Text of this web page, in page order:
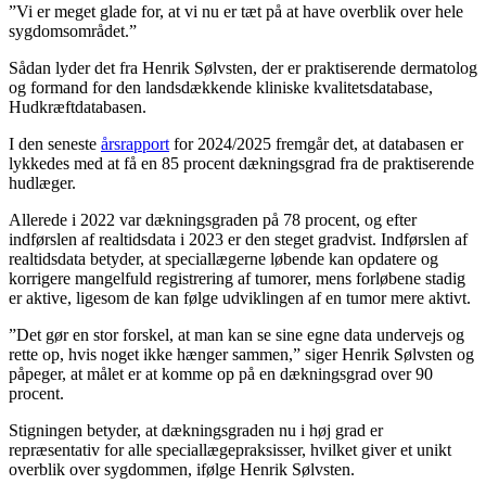
”Vi er meget glade for, at vi nu er tæt på at have overblik over hele
sygdomsområdet.”
Sådan lyder det fra Henrik Sølvsten, der er praktiserende dermatolog
og formand for den landsdækkende kliniske kvalitetsdatabase,
Hudkræftdatabasen.
I den seneste årsrapport for 2024/2025 fremgår det, at databasen er
lykkedes med at få en 85 procent dækningsgrad fra de praktiserende
hudlæger.
Allerede i 2022 var dækningsgraden på 78 procent, og efter
indførslen af realtidsdata i 2023 er den steget gradvist. Indførslen af
realtidsdata betyder, at speciallægerne løbende kan opdatere og
korrigere mangelfuld registrering af tumorer, mens forløbene stadig
er aktive, ligesom de kan følge udviklingen af en tumor mere aktivt.
”Det gør en stor forskel, at man kan se sine egne data undervejs og
rette op, hvis noget ikke hænger sammen,” siger Henrik Sølvsten og
påpeger, at målet er at komme op på en dækningsgrad over 90
procent.
Stigningen betyder, at dækningsgraden nu i høj grad er
repræsentativ for alle speciallægepraksisser, hvilket giver et unikt
overblik over sygdommen, ifølge Henrik Sølvsten.